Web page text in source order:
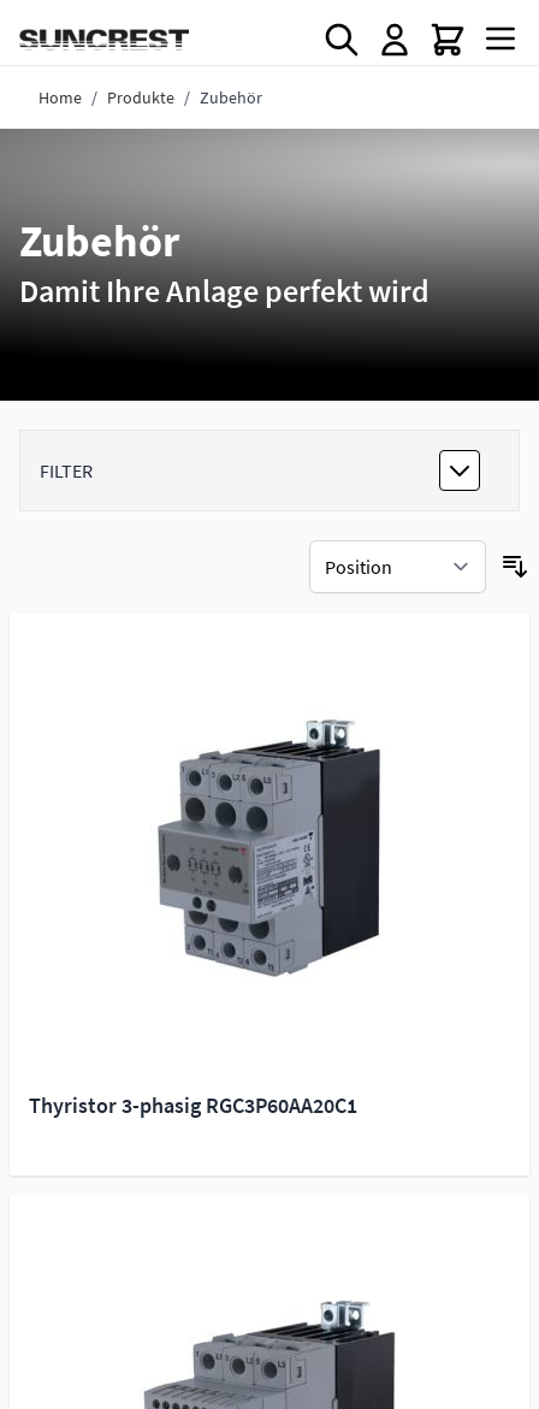
Home / Produkte / Zubehör
Zubehör
Damit Ihre Anlage perfekt wird
FILTER
Thyristor 3-phasig RGC3P60AA20C1